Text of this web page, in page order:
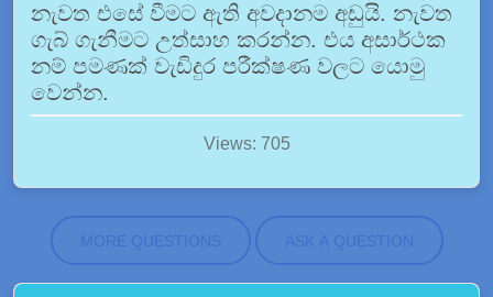
නැවත එසේ වීමට ඇති අවදානම අඩුයි. නැවත
ගැබ් ගැනීමට උත්සාහ කරන්න. එය අසාර්ථක
නම් පමණක් වැඩිදුර පරීක්ෂණ වලට යොමු
වෙන්න.
Views: 705
MORE QUESTIONS ASK A QUESTION